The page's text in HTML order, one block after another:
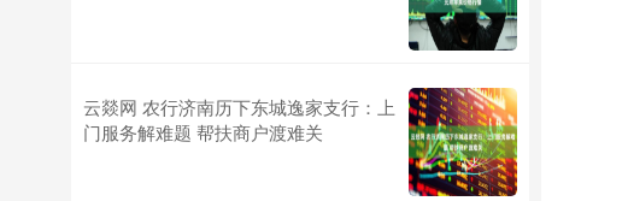
云燚网 农行济南历下东城逸家支行：上
门服务解难题 帮扶商户渡难关